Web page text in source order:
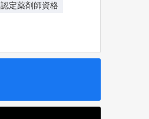
定薬剤師資格